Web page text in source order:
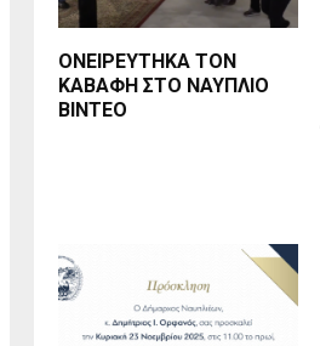
ΟΝΕΙΡΕΥΤΗΚΑ ΤΟΝ
ΚΑΒΑΦΗ ΣΤΟ ΝΑΥΠΛΙΟ
BINTEO